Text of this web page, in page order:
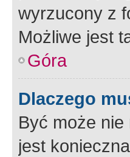
wyrzucony z
Możliwe jest
Góra
Dlaczego
Być może
jest